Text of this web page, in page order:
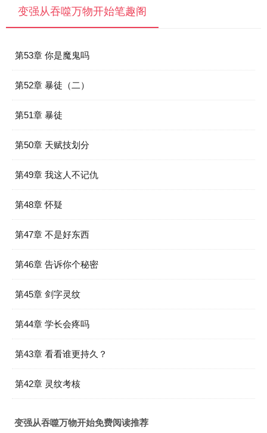
变强从吞噬万物开始笔趣阁
第53章 你是魔鬼吗
第52章 暴徒（二）
第51章 暴徒
第50章 天赋技划分
第49章 我这人不记仇
第48章 怀疑
第47章 不是好东西
第46章 告诉你个秘密
第45章 剑字灵纹
第44章 学长会疼吗
第43章 看看谁更持久？
第42章 灵纹考核
变强从吞噬万物开始免费阅读推荐